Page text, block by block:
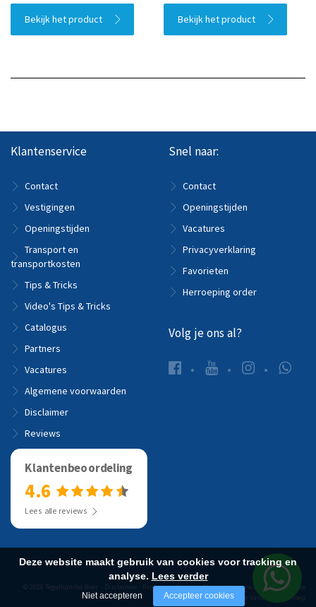
Bekijk het product Bekijk het product
Klantenservice
Contact
Vestigingen
Openingstijden
Transport en
transportkosten
Tips & Tricks
Video's Tips & Tricks
Catalogus
Partners
Vacatures
Algemene voorwaarden
Disclaimer
Reviews
Snel naar:
Contact
Openingstijden
Vacatures
Privacyverklaring
Favorieten
Herroeping order
Volg je ons al?
Klantenbeoordeling
4.6
Lees alle reviews
© 2026 Tegelhandel Boer - Privacyverklaring-Algemene voorwaarden -Website
realisatie door Vanderperk Groep
Deze website maakt gebruik van cookies voor tracking en
analyse. Lees verder
Niet accepteren Accepteer cookies